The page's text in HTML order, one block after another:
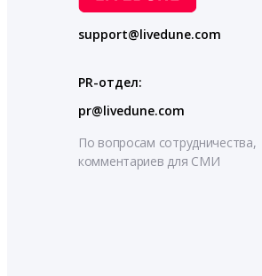
support@livedune.com
PR-отдел:
pr@livedune.com
По вопросам сотрудничества,
комментариев для СМИ